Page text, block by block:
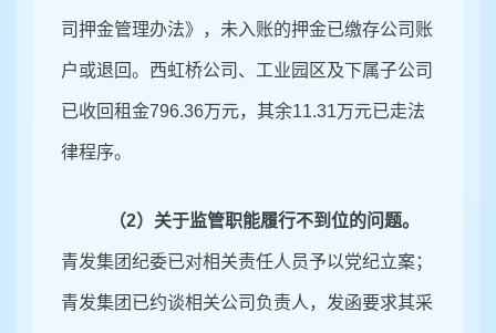
司押金管理办法》，未入账的押金已缴存公司账
户或退回。西虹桥公司、工业园区及下属子公司
已收回租金796.36万元，其余11.31万元已走法
律程序。
（2）关于监管职能履行不到位的问题。
青发集团纪委已对相关责任人员予以党纪立案；
青发集团已约谈相关公司负责人，发函要求其采